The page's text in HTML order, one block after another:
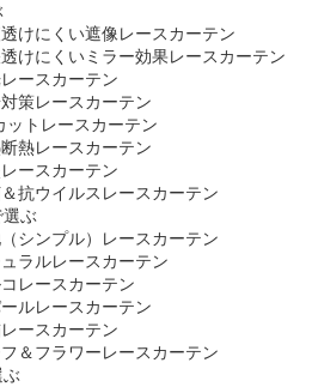
けにくい遮像レースカーテン
けにくいミラー効果レースカーテン
ースカーテン
策レースカーテン
ットレースカーテン
熱レースカーテン
ースカーテン
抗ウイルスレースカーテン
選ぶ
シンプル）レースカーテン
ラルレースカーテン
コレースカーテン
ルレースカーテン
ースカーテン
フ＆フラワーレースカーテン
ぶ